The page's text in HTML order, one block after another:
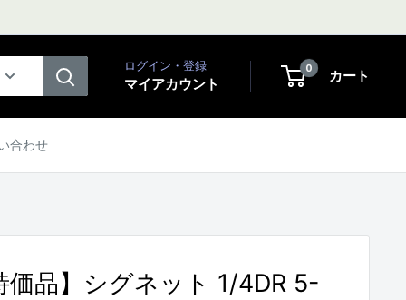
ログイン・登録
マイアカウント
0 カート
合わせ
価品】シグネット 1/4DR 5-